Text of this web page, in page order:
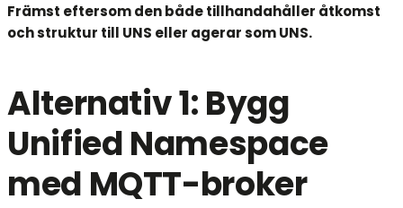
Främst eftersom den både tillhandahåller åtkomst
och struktur till UNS eller agerar som UNS.
Alternativ 1: Bygg
Unified Namespace
med MQTT-broker